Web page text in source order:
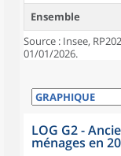
Ensemble
Source : Insee,
01/01/2026.
LOG G2 -
ménages en